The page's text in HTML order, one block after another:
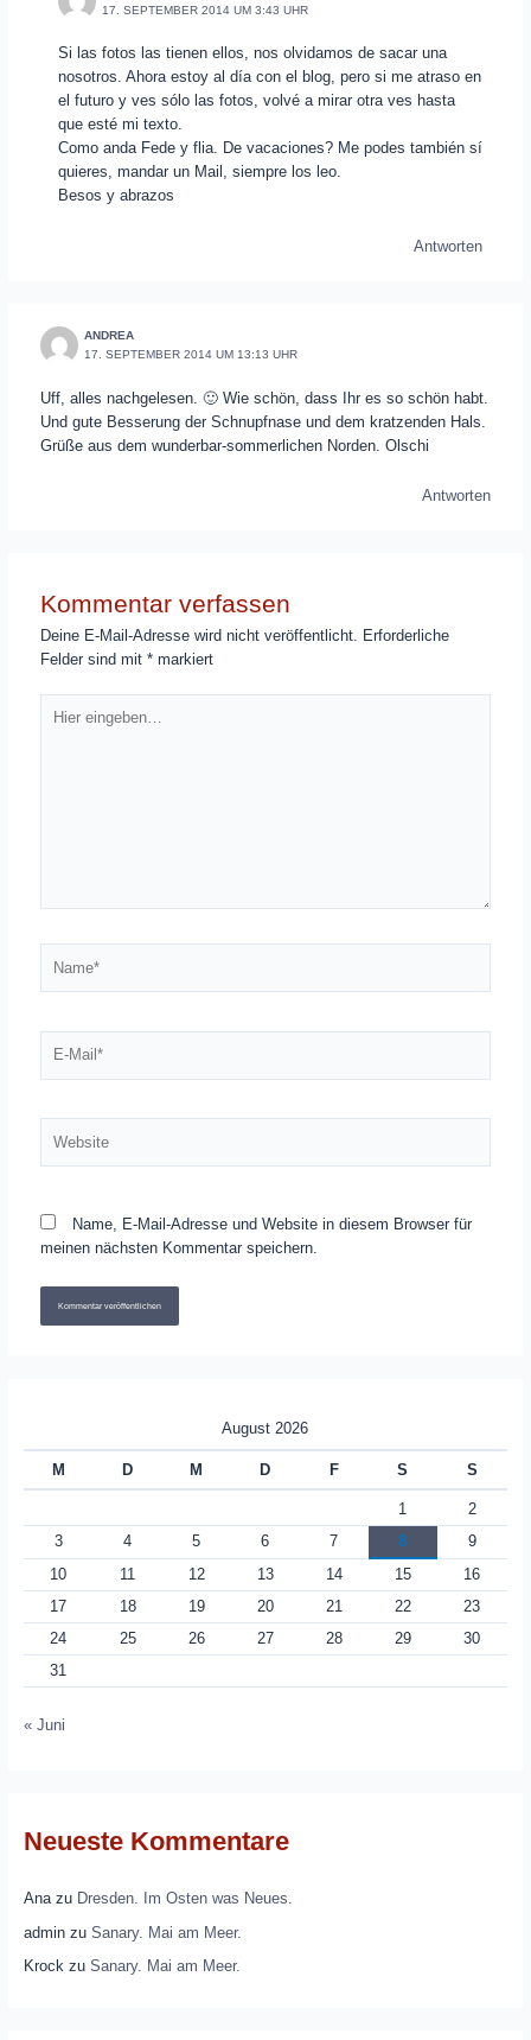
17. SEPTEMBER 2014 UM 3:43 UHR
Si las fotos las tienen ellos, nos olvidamos de sacar una
nosotros. Ahora estoy al día con el blog, pero si me atraso en
el futuro y ves sólo las fotos, volvé a mirar otra ves hasta
que esté mi texto.
Como anda Fede y flia. De vacaciones? Me podes también sí
quieres, mandar un Mail, siempre los leo.
Besos y abrazos
Antworten
ANDREA
17. SEPTEMBER 2014 UM 13:13 UHR
Uff, alles nachgelesen. 🙂 Wie schön, dass Ihr es so schön habt.
Und gute Besserung der Schnupfnase und dem kratzenden Hals.
Grüße aus dem wunderbar-sommerlichen Norden. Olschi
Antworten
Kommentar verfassen
Deine E-Mail-Adresse wird nicht veröffentlicht.
Erforderliche
Felder sind mit* markiert
eingeben…
Mail*
Name, E-Mail-Adresse und Website in diesem Browser für
meinen nächsten Kommentar speichern.
August 2026
M D M D F S S
1
2
3
4 5 6 7 8
9
10
11 12 13 14 15
16
17
18 19 20 21 22
23
24
25 26 27 28 29
30
31
« Juni
Neueste Kommentare
Anazu Dresden. Im Osten was Neues.
adminzu Sanary. Mai am Meer.
Krockzu Sanary. Mai am Meer.